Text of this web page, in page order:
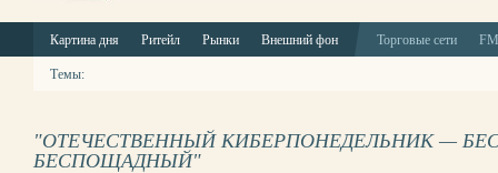
Картина дня Ритейл Рынки Внешний фон Торговые сети
Темы:
"ОТЕЧЕСТВЕННЫЙ КИБЕРПОНЕДЕЛЬНИК —
БЕСПОЩАДНЫЙ"